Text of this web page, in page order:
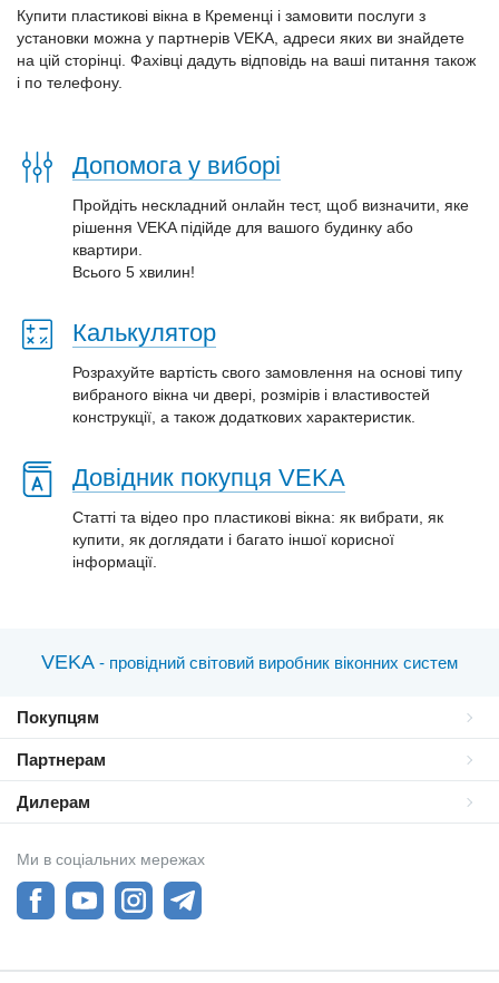
Купити пластикові вікна в Кременці і замовити послуги з
установки можна у партнерів VEKA, адреси яких ви знайдете
на цій сторінці. Фахівці дадуть відповідь на ваші питання також
і по телефону.
Допомога у виборі
Пройдіть нескладний онлайн тест, щоб визначити, яке
рішення VEKA підійде для вашого будинку або
квартири.
Всього 5 хвилин!
Калькулятор
Розрахуйте вартість свого замовлення на основі типу
вибраного вікна чи двері, розмірів і властивостей
конструкції, а також додаткових характеристик.
Довідник покупця VEKA
Статті та відео про пластиковi вікна: як вибрати, як
купити, як доглядати і багато іншої корисної
інформації.
VEKA - провідний світовий виробник віконних систем
Покупцям
Партнерам
Дилерам
Ми в соціальних мережах